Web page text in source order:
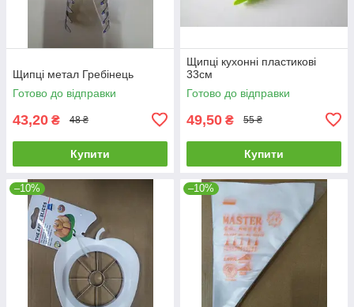
Щипці метал Гребінець
Готово до відправки
43,20 ₴ 48 ₴
Купити
Щипці кухонні пластикові
33см
Готово до відправки
49,50 ₴ 55 ₴
Купити
–10% –10%